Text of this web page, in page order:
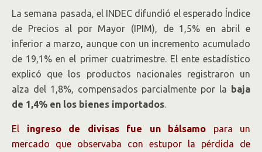
La semana pasada, el INDEC difundió el esperado Índice
de Precios al por Mayor (IPIM), de 1,5% en abril e
inferior a marzo, aunque con un incremento acumulado
de 19,1% en el primer cuatrimestre. El ente estadístico
explicó que los productos nacionales registraron un
alza del 1,8%, compensados parcialmente por la baja
de 1,4% en los bienes importados.
El ingreso de divisas fue un bálsamo para un
mercado que observaba con estupor la pérdida de